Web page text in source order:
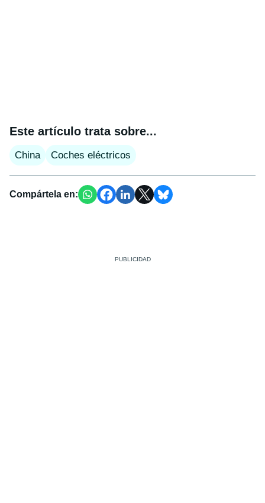
Este artículo trata sobre...
China Coches eléctricos
Compártela en: